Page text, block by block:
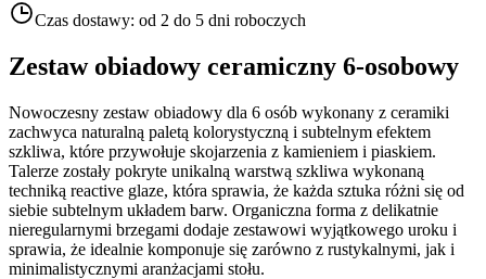
Czas dostawy: od 2 do 5 dni roboczych
Zestaw obiadowy ceramiczny 6-osobowy
Nowoczesny zestaw obiadowy dla 6 osób wykonany z ceramiki
zachwyca naturalną paletą kolorystyczną i subtelnym efektem
szkliwa, które przywołuje skojarzenia z kamieniem i piaskiem.
Talerze zostały pokryte unikalną warstwą szkliwa wykonaną
techniką reactive glaze, która sprawia, że każda sztuka różni się od
siebie subtelnym układem barw. Organiczna forma z delikatnie
nieregularnymi brzegami dodaje zestawowi wyjątkowego uroku i
sprawia, że idealnie komponuje się zarówno z rustykalnymi, jak i
minimalistycznymi aranżacjami stołu.